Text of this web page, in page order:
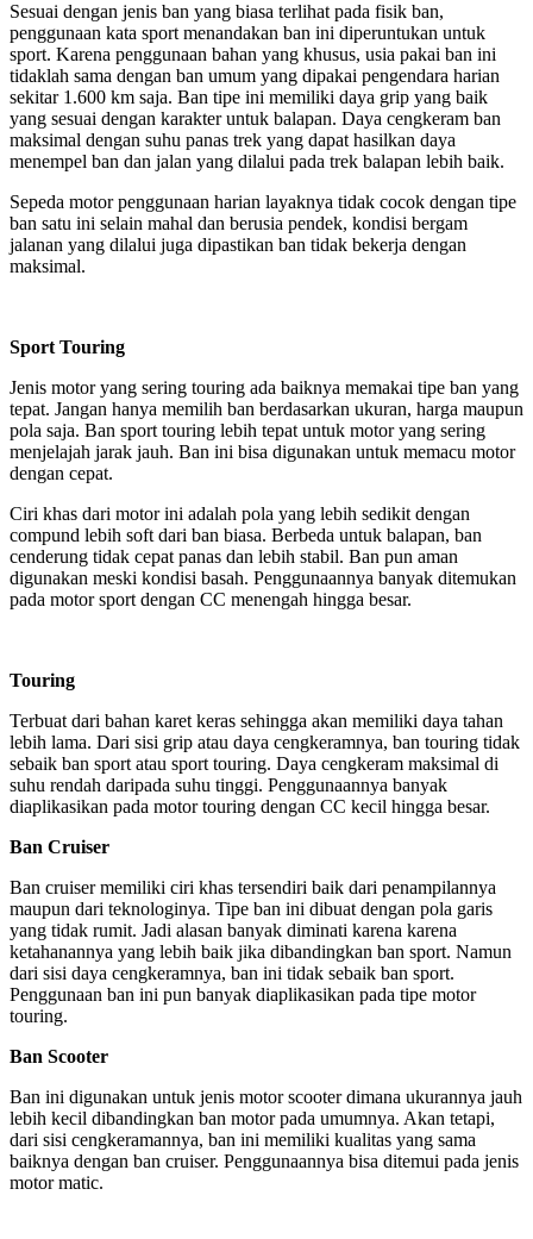
Sesuai dengan jenis ban yang biasa terlihat pada fisik ban,
penggunaan kata sport menandakan ban ini diperuntukan untuk
sport. Karena penggunaan bahan yang khusus, usia pakai ban ini
tidaklah sama dengan ban umum yang dipakai pengendara harian
sekitar 1.600 km saja. Ban tipe ini memiliki daya grip yang baik
yang sesuai dengan karakter untuk balapan. Daya cengkeram ban
maksimal dengan suhu panas trek yang dapat hasilkan daya
menempel ban dan jalan yang dilalui pada trek balapan lebih baik.
Sepeda motor penggunaan harian layaknya tidak cocok dengan tipe
ban satu ini selain mahal dan berusia pendek, kondisi bergam
jalanan yang dilalui juga dipastikan ban tidak bekerja dengan
maksimal.
Sport Touring
Jenis motor yang sering touring ada baiknya memakai tipe ban yang
tepat. Jangan hanya memilih ban berdasarkan ukuran, harga maupun
pola saja. Ban sport touring lebih tepat untuk motor yang sering
menjelajah jarak jauh. Ban ini bisa digunakan untuk memacu motor
dengan cepat.
Ciri khas dari motor ini adalah pola yang lebih sedikit dengan
compund lebih soft dari ban biasa. Berbeda untuk balapan, ban
cenderung tidak cepat panas dan lebih stabil. Ban pun aman
digunakan meski kondisi basah. Penggunaannya banyak ditemukan
pada motor sport dengan CC menengah hingga besar.
Touring
Terbuat dari bahan karet keras sehingga akan memiliki daya tahan
lebih lama. Dari sisi grip atau daya cengkeramnya, ban touring tidak
sebaik ban sport atau sport touring. Daya cengkeram maksimal di
suhu rendah daripada suhu tinggi. Penggunaannya banyak
diaplikasikan pada motor touring dengan CC kecil hingga besar.
Ban Cruiser
Ban cruiser memiliki ciri khas tersendiri baik dari penampilannya
maupun dari teknologinya. Tipe ban ini dibuat dengan pola garis
yang tidak rumit. Jadi alasan banyak diminati karena karena
ketahanannya yang lebih baik jika dibandingkan ban sport. Namun
dari sisi daya cengkeramnya, ban ini tidak sebaik ban sport.
Penggunaan ban ini pun banyak diaplikasikan pada tipe motor
touring.
Ban Scooter
Ban ini digunakan untuk jenis motor scooter dimana ukurannya jauh
lebih kecil dibandingkan ban motor pada umumnya. Akan tetapi,
dari sisi cengkeramannya, ban ini memiliki kualitas yang sama
baiknya dengan ban cruiser. Penggunaannya bisa ditemui pada jenis
motor matic.